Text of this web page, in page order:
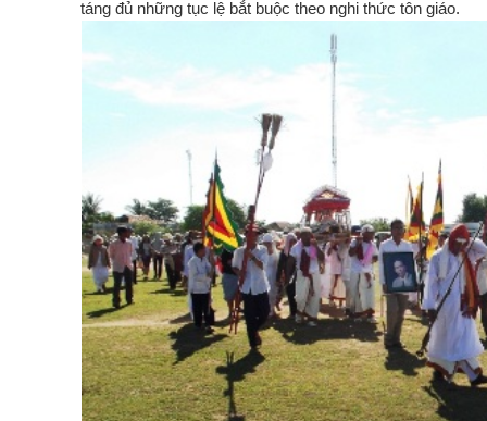
táng đủ những tục lệ bắt buộc theo nghi thức tôn giáo.